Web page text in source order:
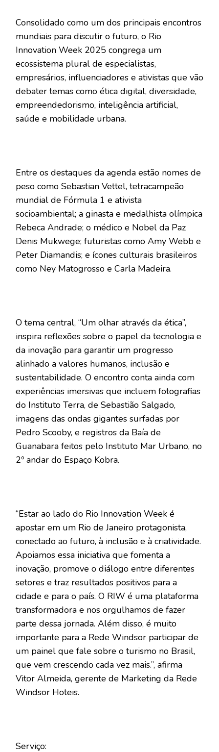
Consolidado como um dos principais encontros
mundiais para discutir o futuro, o Rio
Innovation Week 2025 congrega um
ecossistema plural de especialistas,
empresários, influenciadores e ativistas que vão
debater temas como ética digital, diversidade,
empreendedorismo, inteligência artificial,
saúde e mobilidade urbana.
Entre os destaques da agenda estão nomes de
peso como Sebastian Vettel, tetracampeão
mundial de Fórmula 1 e ativista
socioambiental; a ginasta e medalhista olímpica
Rebeca Andrade; o médico e Nobel da Paz
Denis Mukwege; futuristas como Amy Webb e
Peter Diamandis; e ícones culturais brasileiros
como Ney Matogrosso e Carla Madeira.
O tema central, “Um olhar através da ética”,
inspira reflexões sobre o papel da tecnologia e
da inovação para garantir um progresso
alinhado a valores humanos, inclusão e
sustentabilidade. O encontro conta ainda com
experiências imersivas que incluem fotografias
do Instituto Terra, de Sebastião Salgado,
imagens das ondas gigantes surfadas por
Pedro Scooby, e registros da Baía de
Guanabara feitos pelo Instituto Mar Urbano, no
2º andar do Espaço Kobra.
“Estar ao lado do Rio Innovation Week é
apostar em um Rio de Janeiro protagonista,
conectado ao futuro, à inclusão e à criatividade.
Apoiamos essa iniciativa que fomenta a
inovação, promove o diálogo entre diferentes
setores e traz resultados positivos para a
cidade e para o país. O RIW é uma plataforma
transformadora e nos orgulhamos de fazer
parte dessa jornada. Além disso, é muito
importante para a Rede Windsor participar de
um painel que fale sobre o turismo no Brasil,
que vem crescendo cada vez mais.”, afirma
Vitor Almeida, gerente de Marketing da Rede
Windsor Hoteis.
Serviço: